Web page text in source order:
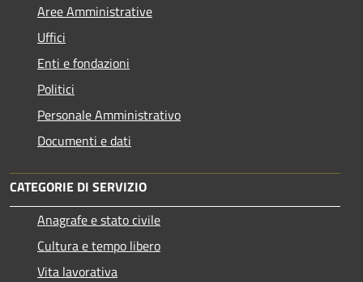
Aree Amministrative
Uffici
Enti e fondazioni
Politici
Personale Amministrativo
Documenti e dati
CATEGORIE DI SERVIZIO
Anagrafe e stato civile
Cultura e tempo libero
Vita lavorativa